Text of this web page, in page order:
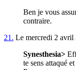
Ben je vous
contraire.
21. Le mercredi 2 avril
Synesthesia>
te sens attaqué